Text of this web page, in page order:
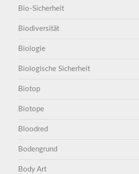
Bio-Sicherheit
Biodiversität
Biologie
Biologische Sicherheit
Biotop
Biotope
Bloodred
Bodengrund
Body Art